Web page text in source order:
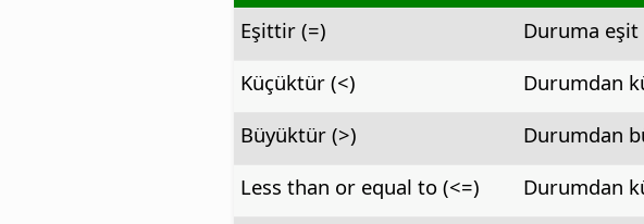
Eşittir (=)
Duruma
Küçüktür (<)
Durumdan
Büyüktür (>)
Durumdan
Less than or equal to (<=)
Durumdan